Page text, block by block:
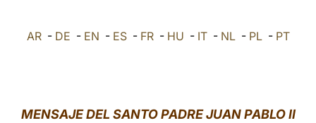
العربيّة AR- DE - EN - ES- FR- HU - IT- NL- PL- PT
MENSAJE DEL SANTO PADRE JUAN PABLO II